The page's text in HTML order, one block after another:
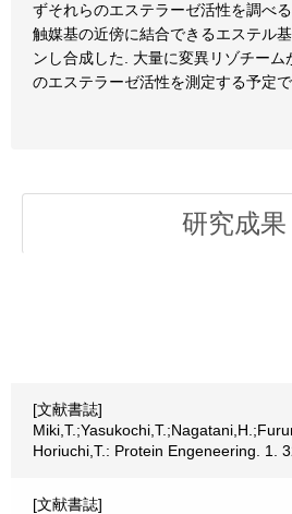
ずそれらのエステラーゼ活性を調べ
触媒基の近傍に結合できるエステル
ンし合成した. 大量に変異リゾチーム
のエステラーゼ活性を測定する予定で
研究成果
[文献書誌]
Horiuchi,T.: Protein Engeneering. 1.
[文献書誌]